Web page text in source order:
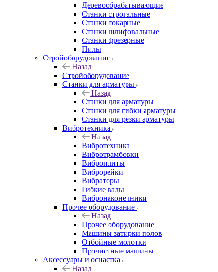
Деревообрабатывающие
Станки строгальные
Станки токарные
Станки шлифовальные
Станки фрезерные
Пилы
Стройоборудование
Назад
Стройоборудование
Станки для арматуры
Назад
Станки для арматуры
Станки для гибки арматуры
Станки для резки арматуры
Вибротехника
Назад
Вибротехника
Вибротрамбовки
Виброплиты
Виброрейки
Вибраторы
Гибкие валы
Вибронаконечники
Прочее оборудование
Назад
Прочее оборудование
Машины затирки полов
Отбойные молотки
Прочистные машины
Аксeccyapы и оснастка
Назад